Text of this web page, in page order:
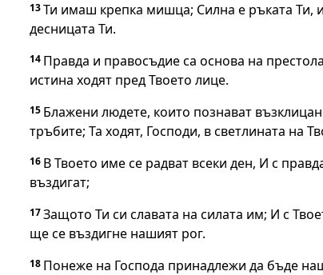
13Ти имаш крепка мишца; Силна е ръката Ти,
десницата Ти.
14 Правда и правосъдие са основа на
истина ходят пред Твоето лице.
15 Блажени людете, които познават
тръбите; Та ходят, Господи, в светлината на
16 В Твоето име се радват всеки ден, И с
въздигат;
17Защото Ти си славата на силата им; И с
ще се въздигне нашият рог.
18 Понеже на Господа принадлежи да бъде